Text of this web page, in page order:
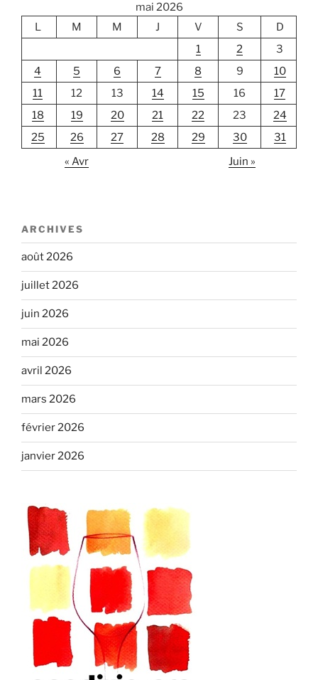
mai 2026
L
M M J V S
D
1
2
3
4
5 6 7 8 9
10
11
12 13 14 15 16
17
18
19 20 21 22 23
24
25
26 27 28 29 30
31
« Avr
Juin »
ARCHIVES
août 2026
juillet 2026
juin 2026
mai 2026
avril 2026
mars 2026
février 2026
janvier 2026